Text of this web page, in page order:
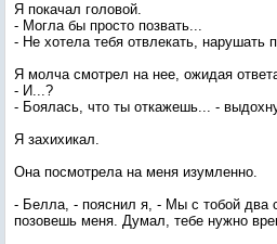
Я покачал головой.
- Могла бы просто позвать...
- Не хотела тебя отвлекать, нарушать
Я молча смотрел на нее, ожидая
- И...?
- Боялась, что ты откажешь... -
Я захихикал.
Она посмотрела на меня изумленно.
- Белла, - пояснил я, - Мы с тобой два
позовешь меня. Думал, тебе нужно